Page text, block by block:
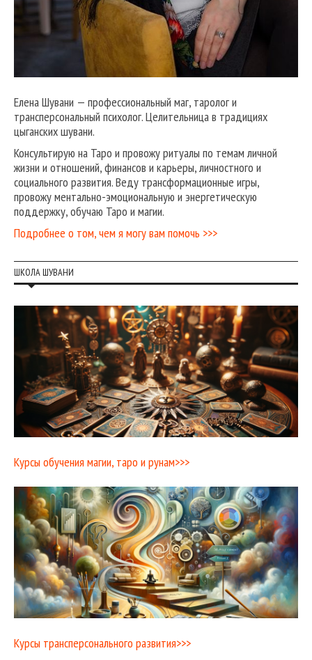
Елена Шувани — профессиональный маг, таролог и
трансперсональный психолог. Целительница в традициях
цыганских шувани.
Консультирую на Таро и провожу ритуалы по темам личной
жизни и отношений, финансов и карьеры, личностного и
социального развития. Веду трансформационные игры,
провожу ментально-эмоциональную и энергетическую
поддержку, обучаю Таро и магии.
Подробнее о том, чем я могу вам помочь >>>
ШКОЛА ШУВАНИ
Курсы обучения магии, таро и рунам>>>
Курсы трансперсонального развития>>>